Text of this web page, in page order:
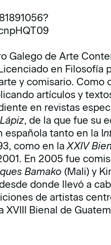
Galego de Arte
en Filosofía
y comisario. Como
artículos y
en revistas
Lápiz, de la que fue su
española tanto en la I
como en laXXIV
En 2005 fue
Bamako (Mali) y
donde llevó a
de artistas
Bienal de